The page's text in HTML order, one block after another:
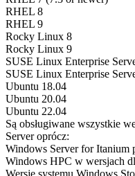
RHEL 8
RHEL 9
Rocky Linux 8
Rocky Linux 9
SUSE Linux Enterprise
SUSE Linux Enterprise
Ubuntu 18.04
Ubuntu 20.04
Ubuntu 22.04
Są obsługiwane wszystkie
Server oprócz:
Windows Server for Itanium
Windows HPC w wersjach